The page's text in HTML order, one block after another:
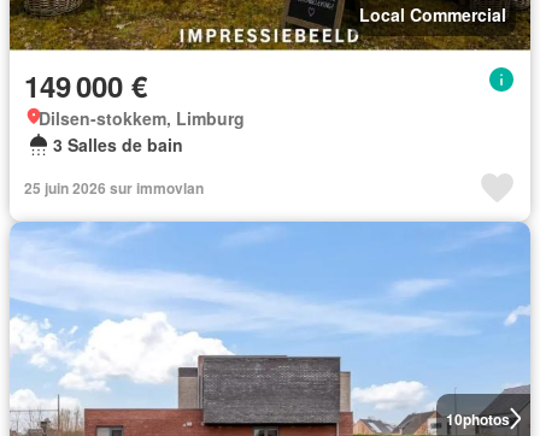
Local Commercial
149 000 €
Dilsen-stokkem, Limburg
3 Salles de bain
25 juin 2026 sur immovlan
10photos